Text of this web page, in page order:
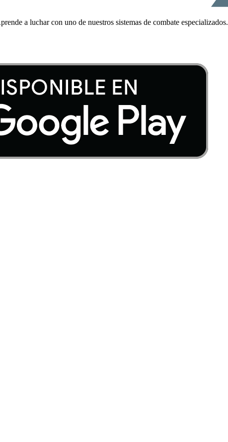
a luchar con uno de nuestros sistemas de combate especializados.